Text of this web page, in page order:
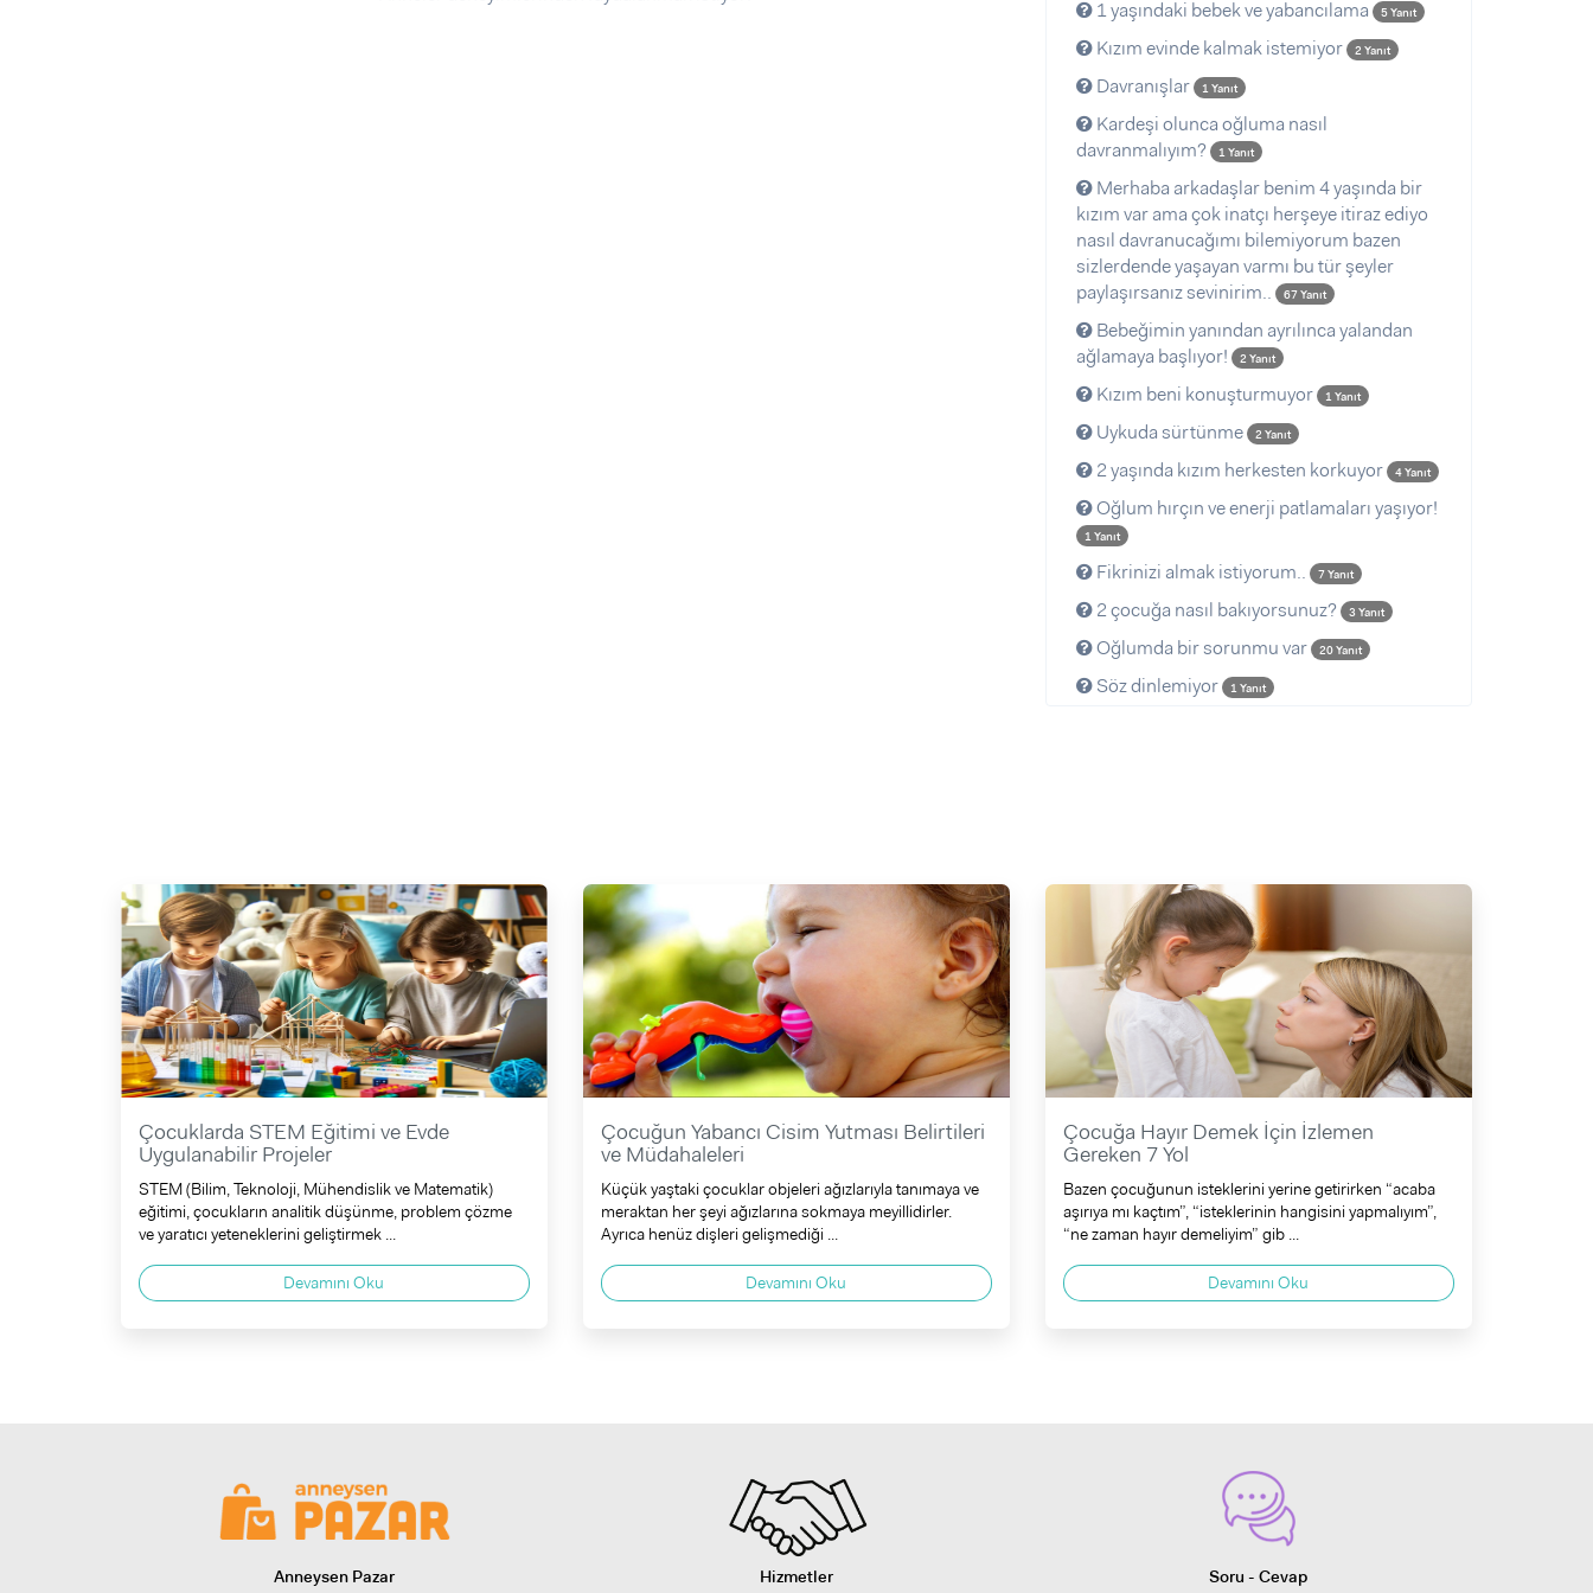
1 yaşındaki bebek ve yabancılama 5 Yanıt
Kızım evinde kalmak istemiyor 2 Yanıt
Davranışlar 1 Yanıt
Kardeşi olunca oğluma nasıl
davranmalıyım?
1 Yanıt
Merhaba arkadaşlar benim 4 yaşında bir
kızım var ama çok inatçı herşeye itiraz ediyo
nasıl davranucağımı bilemiyorum bazen
sizlerdende yaşayan varmı bu tür şeyler
paylaşırsanız sevinirim..
67 Yanıt
Bebeğimin yanından ayrılınca yalandan
ağlamaya başlıyor!
2 Yanıt
Kızım beni konuşturmuyor 1 Yanıt
Uykuda sürtünme 2 Yanıt
2 yaşında kızım herkesten korkuyor 4 Yanıt
Oğlum hırçın ve enerji patlamaları yaşıyor!
1 Yanıt
Fikrinizi almak istiyorum.. 7 Yanıt
2 çocuğa nasıl bakıyorsunuz? 3 Yanıt
Oğlumda bir sorunmu var 20 Yanıt
Söz dinlemiyor 1 Yanıt
Çocuklarda STEM Eğitimi ve Evde
Uygulanabilir Projeler
STEM (Bilim, Teknoloji, Mühendislik ve Matematik)
eğitimi, çocukların analitik düşünme, problem çözme
ve yaratıcı yeteneklerini geliştirmek ...
Devamını Oku
Çocuğun Yabancı Cisim Yutması Belirtileri
ve Müdahaleleri
Küçük yaştaki çocuklar objeleri ağızlarıyla tanımaya ve
meraktan her şeyi ağızlarına sokmaya meyillidirler.
Ayrıca henüz dişleri gelişmediği ...
Devamını Oku
Çocuğa Hayır Demek İçin İzlemen
Gereken 7 Yol
Bazen çocuğunun isteklerini yerine getirirken “acaba
aşırıya mı kaçtım”, “isteklerinin hangisini yapmalıyım”,
“ne zaman hayır demeliyim” gib ...
Devamını Oku
Anneysen Pazar
Hizmetler
Soru - Cevap